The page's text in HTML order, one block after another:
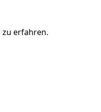
zu erfahren.